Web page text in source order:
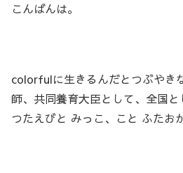
こんばんは。
colorfulに生きるんだとつぶやき
師、共同養育大臣として、全国と
つたえびと みっこ、こと ふたお